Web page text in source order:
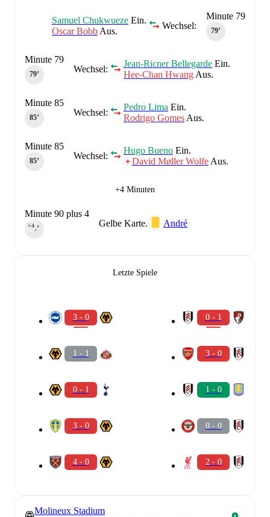
Minute 79
79‎’‎
Wechsel:
Samuel Chukwueze Ein.
Oscar Bobb Aus.
Wechsel:
Jean-Ricner Bellegarde Ein.
Hee-Chan Hwang Aus.
Minute 79
79‎’‎
Wechsel:
Pedro Lima Ein.
Rodrigo Gomes Aus.
Minute 85
85‎’‎
Wechsel:
Hugo Bueno Ein.
David Møller Wolfe Aus.
Minute 85
85‎’‎
+4 Minuten
Gelbe Karte. André
Minute 90 plus 4
90‎’‎
+4
Letzte Spiele
3 - 0
1 - 1
0 - 1
3 - 0
4 - 0
0 - 1
3 - 0
1 - 0
0 - 0
2 - 0
Molineux Stadium